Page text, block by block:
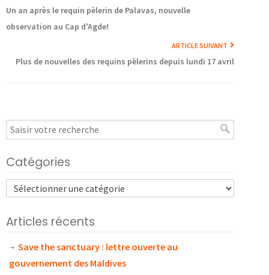
Un an après le requin pèlerin de Palavas, nouvelle
observation au Cap d'Agde!
ARTICLE SUIVANT
Plus de nouvelles des requins pèlerins depuis lundi 17 avril
Catégories
Articles récents
Save the sanctuary : lettre ouverte au
gouvernement des Maldives